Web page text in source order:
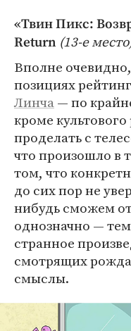
«Твин Пикс:
Return (13-е
Вполне
позициях
Линча— по
кроме
проделать с
что произошло в
том, что
до сих пор не
нибудь сможем
однозначно —
странное
смотрящих
смыслы.